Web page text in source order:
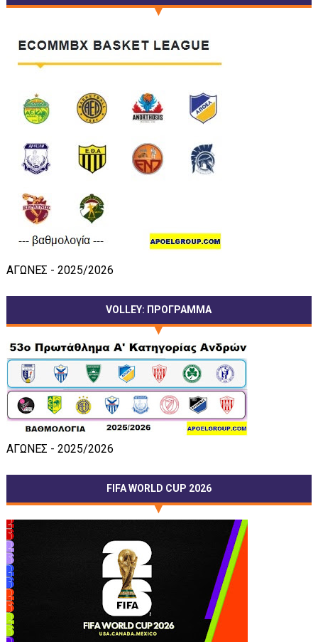
ΑΓΩΝΕΣ - 2025/2026
VOLLEY: ΠΡΟΓΡΑΜΜΑ
ΑΓΩΝΕΣ - 2025/2026
FIFA WORLD CUP 2026